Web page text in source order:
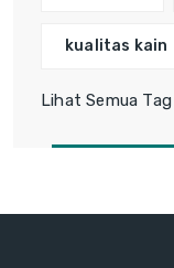
kualitas kain
Lihat Semua Tag